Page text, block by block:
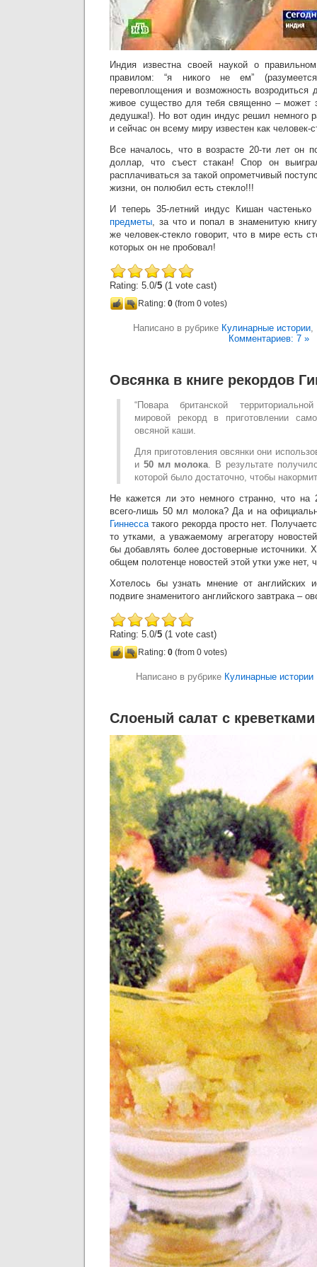
Индия известна своей наукой о
правилом: “я никого не ем”
перевоплощения и возможность
живое существо для тебя священно – может
дедушка!). Но вот один индус решил немного
и сейчас он всему миру известен как человек-
Все началось, что в возрасте 20-ти лет он
доллар, что съест стакан! Спор он
расплачиваться за такой опрометчивый
жизни, он полюбил есть стекло!!!
И теперь 35-летний индус Кишан
предметы, за что и попал в знаменитую
же человек-стекло говорит, что в мире есть
которых он не пробовал!
Rating: 5.0/5 (1 vote cast)
Rating: 0 (from 0 votes)
Написано в рубрике Кулинарные истории,
Комментариев: 7 »
Овсянка в книге рекордов
“Повара британской
мировой рекорд в приготовлении
овсяной каши.
Для приготовления овсянки они
и 50 мл молока. В результате
которой было достаточно, чтобы
Не кажется ли это немного странно, что на
всего-лишь 50 мл молока? Да и на
Гиннессатакого рекорда просто нет.
то утками, а уважаемому агрегатору
бы добавлять более достоверные источники.
общем полотенце новостей этой утки уже нет,
Хотелось бы узнать мнение от английских
подвиге знаменитого английского завтрака –
Rating: 5.0/5 (1 vote cast)
Rating: 0 (from 0 votes)
Написано в рубрике Кулинарные истории
Слоеный салат с креветками